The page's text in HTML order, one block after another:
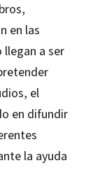
en las
a ser
el
en difundir
la ayuda